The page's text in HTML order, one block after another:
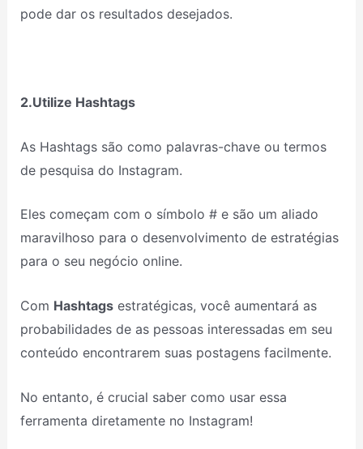
pode dar os resultados desejados.
2.Utilize Hashtags
As Hashtags são como palavras-chave ou termos
de pesquisa do Instagram.
Eles começam com o símbolo # e são um aliado
maravilhoso para o desenvolvimento de estratégias
para o seu negócio online.
Com Hashtagsestratégicas, você aumentará as
probabilidades de as pessoas interessadas em seu
conteúdo encontrarem suas postagens facilmente.
No entanto, é crucial saber como usar essa
ferramenta diretamente no Instagram!